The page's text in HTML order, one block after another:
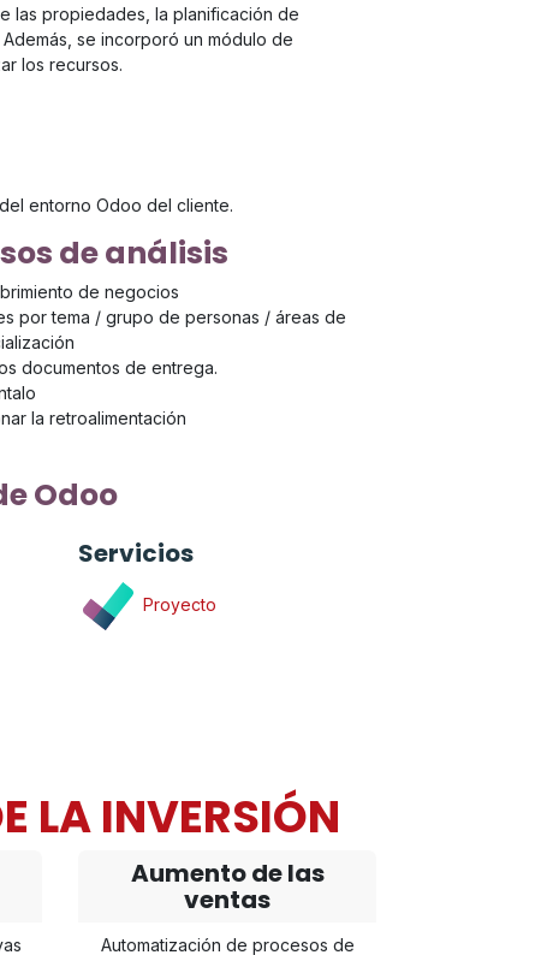
las propiedades, la planificación de
se incorporó un módulo de
los recursos.
entorno Odoo del cliente.
de análisis
de negocios
por tema / grupo de personas / áreas de
documentos de entrega.
la retroalimentación
Odoo
Servicios
Proyecto
LA INVERSIÓN
Aumento de las
ventas
Automatización de procesos de